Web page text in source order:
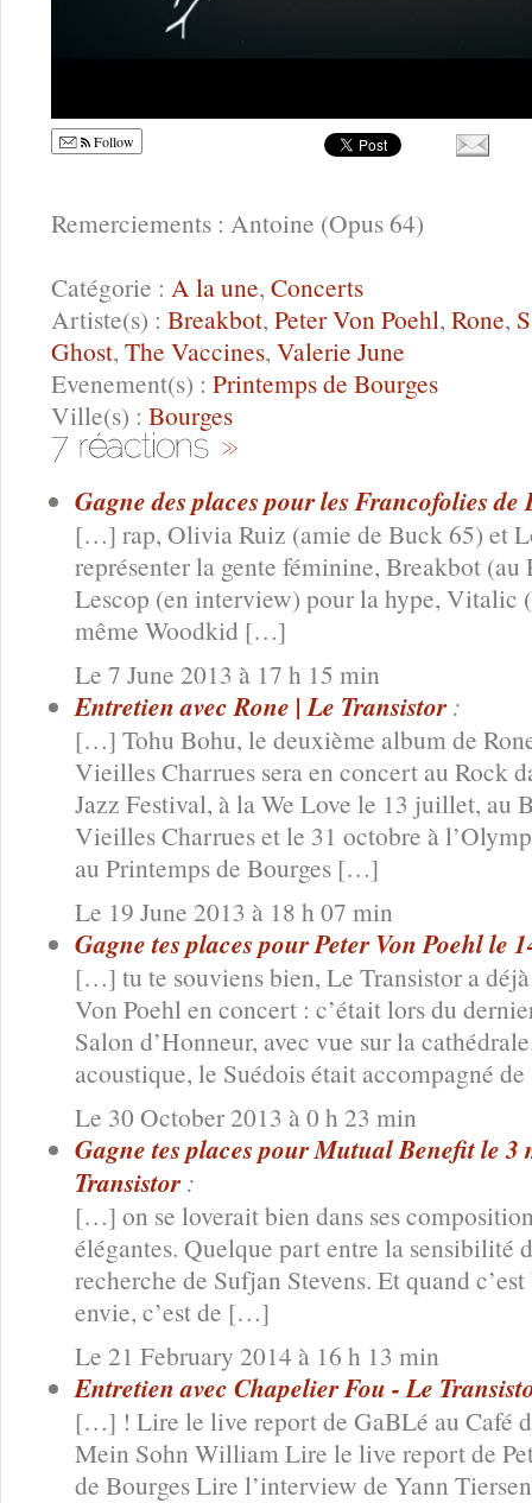
Follow
Remerciements : Antoine (Opus 64)
Catégorie : A la une, Concerts
Artiste(s) : Breakbot, Peter Von Poehl, Rone,
Ghost, The Vaccines, Valerie June
Evenement(s) : Printemps de Bourges
Ville(s) : Bourges
Gagne des places pour les Francofolies
[…] rap, Olivia Ruiz (amie de Buck 65) et
représenter la gente féminine, Breakbot (au
Lescop (en interview) pour la hype, Vitalic
même Woodkid […]
Le 7 June 2013 à 17 h 15 min
Entretien avec Rone | Le Transistor :
[…] Tohu Bohu, le deuxième album de
Vieilles Charrues sera en concert au Rock
Jazz Festival, à la We Love le 13 juillet, au
Vieilles Charrues et le 31 octobre à
au Printemps de Bourges […]
Le 19 June 2013 à 18 h 07 min
Gagne tes places pour Peter Von Poehl le
[…] tu te souviens bien, Le Transistor a
Von Poehl en concert : c’était lors du
Salon d’Honneur, avec vue sur la
acoustique, le Suédois était accompagné
Le 30 October 2013 à 0 h 23 min
Gagne tes places pour Mutual Benefit le 3
Transistor :
[…] on se loverait bien dans ses
élégantes. Quelque part entre la sensibilité
recherche de Sufjan Stevens. Et quand
envie, c’est de […]
Le 21 February 2014 à 16 h 13 min
Entretien avec Chapelier Fou - Le
[…] ! Lire le live report de GaBLé au Café
Mein Sohn William Lire le live report de
de Bourges Lire l’interview de Yann